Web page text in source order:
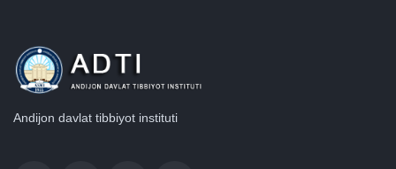
Andijon davlat tibbiyot instituti